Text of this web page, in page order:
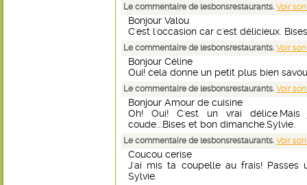
Le commentaire de lesbonsrestaurants. Voir
Bonjour Valou
C'est l'occasion car c'est délicieux.
Le commentaire de lesbonsrestaurants. Voir
Bonjour Céline
Oui! cela donne un petit plus bien
Le commentaire de lesbonsrestaurants. Voir
Bonjour Amour de cuisine
Oh! Oui! C'est un vrai
coude...Bises et bon dimanche.Sylvie.
Le commentaire de lesbonsrestaurants. Voir
Coucou cerise
J'ai mis ta coupelle au frais! Passes
Sylvie.